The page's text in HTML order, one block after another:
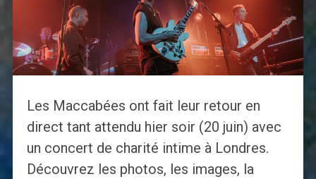
Les Maccabées ont fait leur retour en
direct tant attendu hier soir (20 juin) avec
un concert de charité intime à Londres.
Découvrez les photos, les images, la